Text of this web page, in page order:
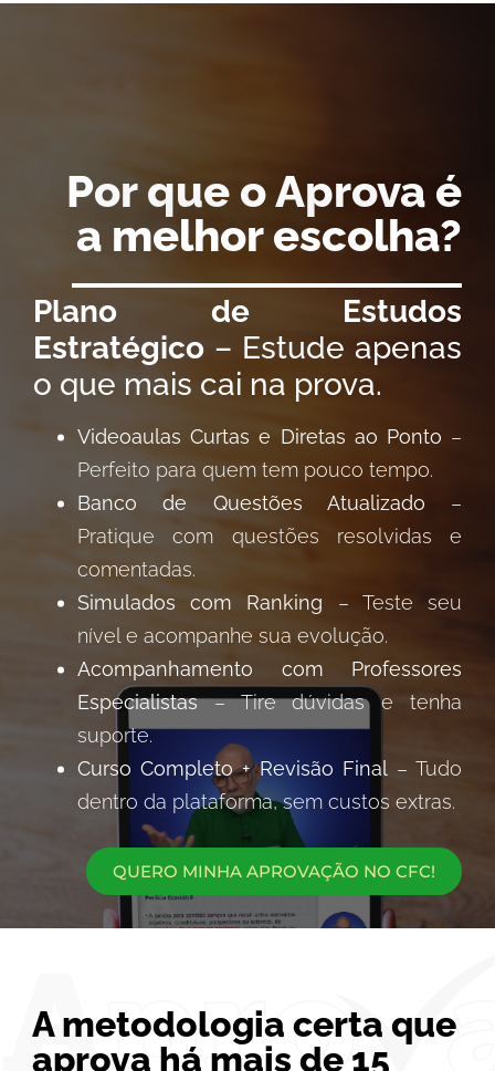
Por que o Aprova é
a melhor escolha?
Plano de Estudos
Estratégico – Estude apenas
o que mais cai na prova.
Videoaulas Curtas e Diretas ao Ponto –
Perfeito para quem tem pouco tempo.
Banco de Questões Atualizado –
Pratique com questões resolvidas e
comentadas.
Simulados com Ranking – Teste seu
nível e acompanhe sua evolução.
Acompanhamento com Professores
Especialistas– Tire dúvidas e tenha
suporte.
Curso Completo + Revisão Final– Tudo
dentro da plataforma, sem custos extras.
QUERO MINHA APROVAÇÃO NO CFC!
A metodologia certa que
aprova há mais de 15